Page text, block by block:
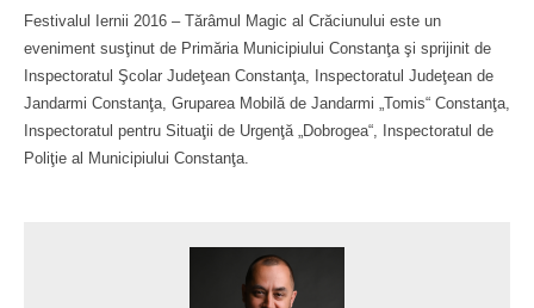
Festivalul Iernii 2016 – Tărâmul Magic al Crăciunului este un
eveniment susţinut de Primăria Municipiului Constanţa şi sprijinit de
Inspectoratul Şcolar Judeţean Constanţa, Inspectoratul Judeţean de
Jandarmi Constanţa, Gruparea Mobilă de Jandarmi „Tomis“ Constanţa,
Inspectoratul pentru Situaţii de Urgenţă „Dobrogea“, Inspectoratul de
Poliţie al Municipiului Constanţa.